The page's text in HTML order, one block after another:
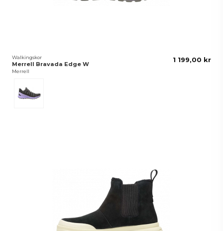
Walkingskor
Merrell Bravada Edge W
Merrell
1 199,00 kr